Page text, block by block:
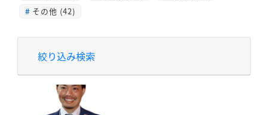
その他 (42)
絞り込み検索